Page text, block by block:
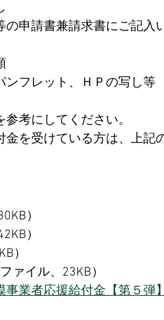
申請書兼請求書にご記入
フレット、ＨＰの写し等
考にしてください。
を受けている方は、上記
）
）
）
ファイル、23KB）
業者応援給付金【第５弾